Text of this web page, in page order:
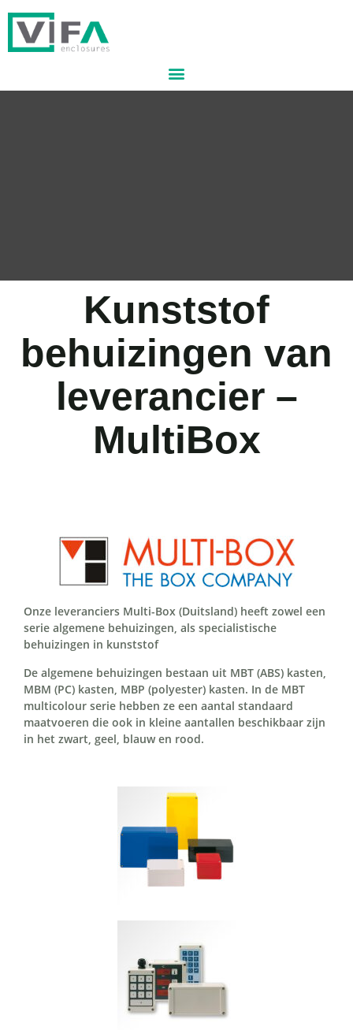
Kunststof
behuizingen van
leverancier –
MultiBox
Onze leveranciers Multi-Box (Duitsland) heeft zowel een
serie algemene behuizingen, als specialistische
behuizingen in kunststof
De algemene behuizingen bestaan uit MBT (ABS) kasten,
MBM (PC) kasten, MBP (polyester) kasten. In de MBT
multicolour serie hebben ze een aantal standaard
maatvoeren die ook in kleine aantallen beschikbaar zijn
in het zwart, geel, blauw en rood.